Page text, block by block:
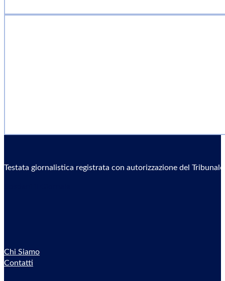
Testata giornalistica registrata con autorizzazione del
Chi Siamo
Contatti